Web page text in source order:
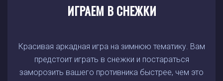
ИГРАЕМ В СНЕЖКИ
Красивая аркадная игра на зимнюю тематику. Вам
предстоит играть в снежки и постараться
заморозить вашего противника быстрее, чем это